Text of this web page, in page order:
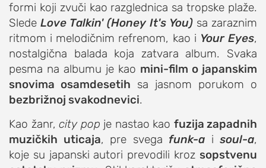
formi koji zvuči kao razglednica sa tropske plaže.
Slede Love Talkin' (Honey It's You) sa zaraznim
ritmom i melodičnim refrenom, kao i Your Eyes,
nostalgična balada koja zatvara album. Svaka
pesma na albumu je kao mini-film o japanskim
snovima osamdesetih sa jasnom porukom o
bezbrižnoj svakodnevici.
Kao žanr, city pop je nastao kao fuzija zapadnih
muzičkih uticaja, pre svega funk-a i soul-a,
koje su japanski autori prevodili kroz sopstvenu